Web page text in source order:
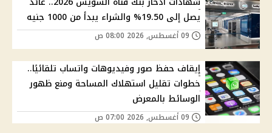
يصل إلى 19.50% والشراء يبدأ من 1000 جنيه
إيقاف حفظ صور وفيديوهات واتساب تلقائيًا..
خطوات تقليل استهلاك المساحة ومنع ظهور
الوسائط بالمعرض